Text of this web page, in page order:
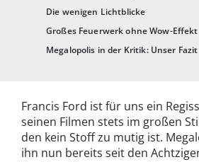
Die wenigen Lichtblicke
Großes Feuerwerk ohne Wow-Effekt
Megalopolis in der Kritik: Unser Fazit
Francis Ford ist für uns ein
seinen Filmen stets im großen
den kein Stoff zu mutig ist.
ihn nun bereits seit den